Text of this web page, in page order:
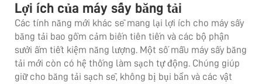
Lợi ích của máy sấy băng tải
Các tính năng mới khác sẽ mang lại lợi ích cho máy sấy
băng tải bao gồm cảm biến tiên tiến và các bộ phận
sưởi ấm tiết kiệm năng lượng. Một số mẫu máy sấy băng
tải mới còn có hệ thống làm sạch tự động. Chúng giúp
giữ cho băng tải sạch sẽ, không bị bụi bẩn và các vật